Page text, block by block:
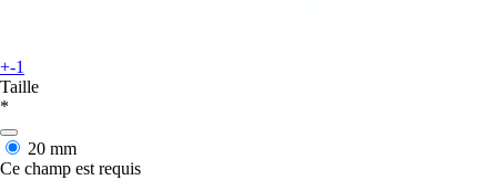
+-1
Taille
*
20 mm
Ce champ est requis